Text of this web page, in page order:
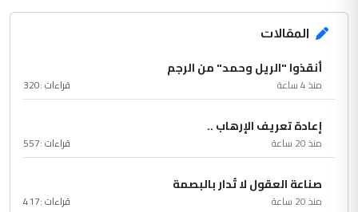
المقالات
أنقذوا "الريل وحمد" من الرجم
منذ 4 ساعة قراءات :320
إعادة تعريف الإرهاب ..
منذ 20 ساعة قراءات :557
صناعة العقول لا تُدار بالبصمة
منذ 20 ساعة قراءات :417